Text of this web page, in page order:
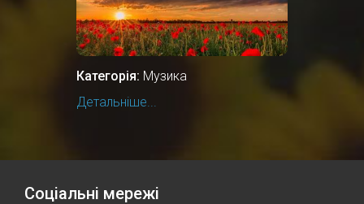
Категорія: Музика
Детальніше...
Соціальні мережі